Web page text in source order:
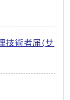
技術者届(サ